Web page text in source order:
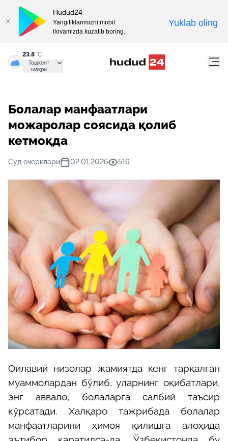
23.8 °C
Тошкент
шаҳри
Болалар манфаатлари
можаролар соясида қолиб
кетмоқда
Суд очерклари 02.01.2026 516
Оилавий низолар жамиятда кенг тарқалган
муаммолардан бўлиб, уларнинг оқибатлари,
энг аввало, болаларга салбий таъсир
кўрсатади. Халқаро тажрибада болалар
манфаатларини ҳимоя қилишга алоҳида
Hudud24
Yangiliklarimizni mobil
ilovamizda kuzatib boring.
Yuklab oling